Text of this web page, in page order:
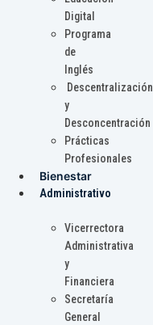
Digital
Programa
de
Inglés
Descentralización
y
Desconcentración
Prácticas
Profesionales
Bienestar
Administrativo
Vicerrectora
Administrativa
y
Financiera
Secretaría
General